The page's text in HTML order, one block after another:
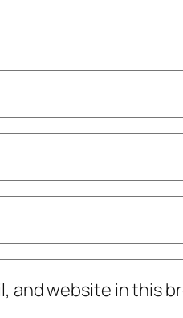
and website in this